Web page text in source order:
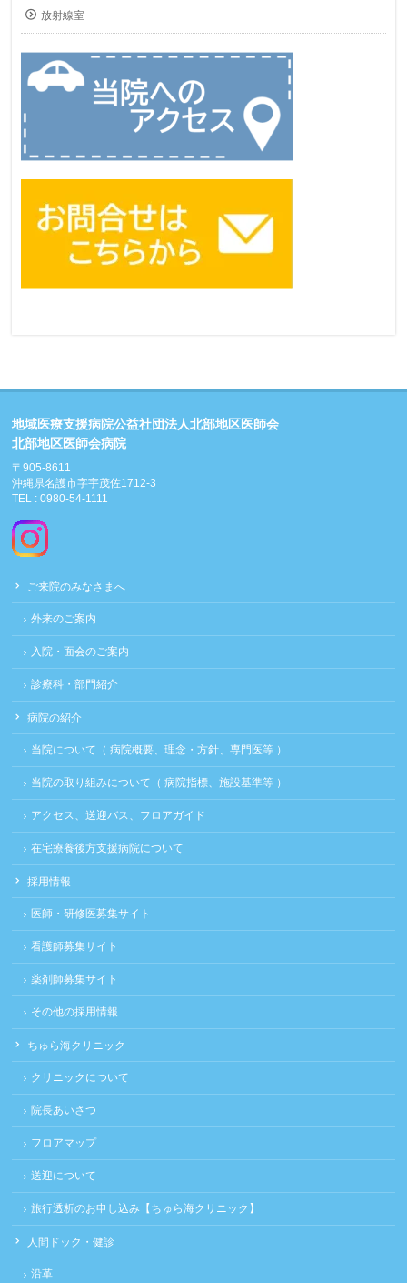
放射線室
地域医療支援病院公益社団法人北部地区医師会
北部地区医師会病院
〒905-8611
沖縄県名護市字宇茂佐1712-3
TEL : 0980-54-1111
ご来院のみなさまへ
外来のご案内
入院・面会のご案内
診療科・部門紹介
病院の紹介
当院について（ 病院概要、理念・方針、専門医等 ）
当院の取り組みについて（ 病院指標、施設基準等 ）
アクセス、送迎バス、フロアガイド
在宅療養後方支援病院について
採用情報
医師・研修医募集サイト
看護師募集サイト
薬剤師募集サイト
その他の採用情報
ちゅら海クリニック
クリニックについて
院長あいさつ
フロアマップ
送迎について
旅行透析のお申し込み【ちゅら海クリニック】
人間ドック・健診
沿革